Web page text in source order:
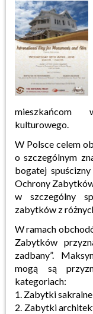
mieszkańcom
kulturowego.
W Polsce celem
o szczególnym
bogatej
Ochrony
w szczególny
zabytków z
W ramach
Zabytków
zadbany”.
mogą są
kategoriach:
1. Zabytki sakralne
2. Zabytki